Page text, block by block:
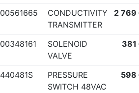
00561665
CONDUCTIVITY
TRANSMITTER
2 769
00348161
SOLENOID
VALVE
381
440481S
PRESSURE
SWITCH 48VAC
598